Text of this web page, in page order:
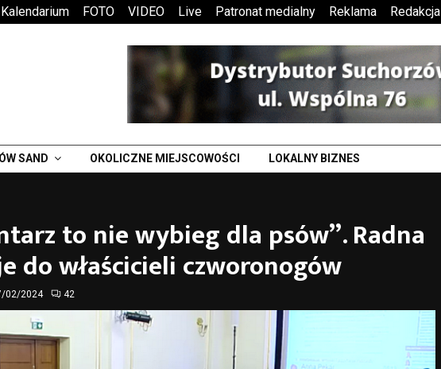
Kalendarium FOTO VIDEO Live Patronat medialny Reklama Redakcja
SAND OKOLICZNE MIEJSCOWOŚCI LOKALNY BIZNES
to nie wybieg dla psów”. Radna
do właścicieli czworonogów
02/2024 42